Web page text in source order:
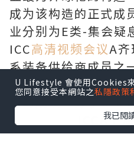
成为该构造的正式成
业分别为E类-集会疑
ICC高清视频会议A
系装备供给商成员之
举行一次，次要讨
对的成绩，分享止
ICCA上
因为参与ICCA年会
U Lifestyle 會使用Cookies
您同意接受本網站之私隱政策
我已閱